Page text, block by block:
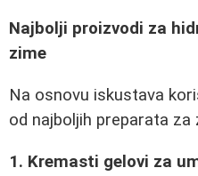
Najbolji proizvodi za
zime
Na osnovu iskustava
od najboljih preparata za
1. Kremasti gelovi za